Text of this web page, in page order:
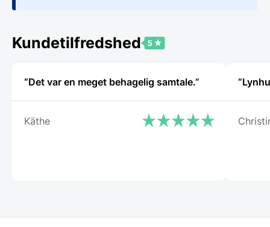
Kundetilfredshed
“Det var en meget behagelig samtale.”
Käthe